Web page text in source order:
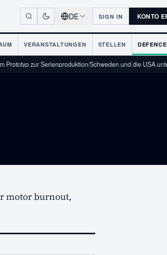
DE SIGN IN KONTO
VERANSTALTUNGEN STELLEN
zur Serienproduktion/Schweden und die USA
motor burnout,